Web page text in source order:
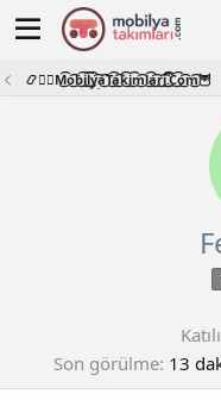
📿🧙‍♂️M͜͡o͜͡b͜͡i͜͡l͜͡y͜͡a͜͡T͜͡a͜͡k͜͡i͜͡m͜͡l͜͡a͜͡r͜͡i͜͡.͜͡C͜͡o͜͡m͜͡🦉
Son görülme 13